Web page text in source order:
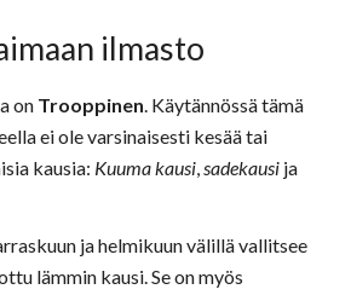
ilmasto
on Trooppinen. Käytännössä tämä
ei ole varsinaisesti kesää tai
kausia: Kuuma kausi,sadekausi ja
ja helmikuun välillä vallitsee
lämmin kausi. Se on myös